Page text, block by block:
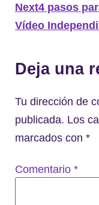
Next4 pasos
Vídeo
Deja una
Tu dirección de
publicada. Los
marcados con *
Comentario *